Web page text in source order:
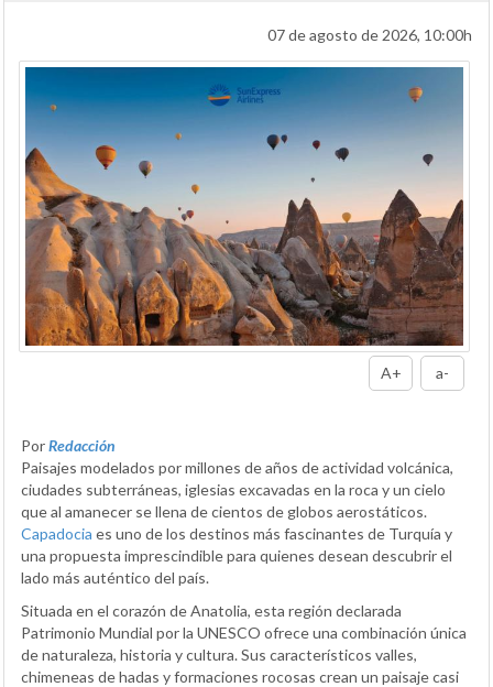
07 de agosto de 2026, 10:00h
A+ a-
PorRedacción
Paisajes modelados por millones de años de actividad volcánica,
ciudades subterráneas, iglesias excavadas en la roca y un cielo
que al amanecer se llena de cientos de globos aerostáticos.
Capadocia es uno de los destinos más fascinantes de Turquía y
una propuesta imprescindible para quienes desean descubrir el
lado más auténtico del país.
Situada en el corazón de Anatolia, esta región declarada
Patrimonio Mundial por la UNESCO ofrece una combinación única
de naturaleza, historia y cultura. Sus característicos valles,
chimeneas de hadas y formaciones rocosas crean un paisaje casi